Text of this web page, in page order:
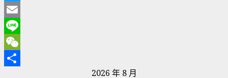
Twitter
Email
Line
WeChat
2026 年 8 月